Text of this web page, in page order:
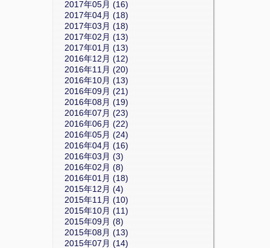
2017年05月 (16)
2017年04月 (18)
2017年03月 (18)
2017年02月 (13)
2017年01月 (13)
2016年12月 (12)
2016年11月 (20)
2016年10月 (13)
2016年09月 (21)
2016年08月 (19)
2016年07月 (23)
2016年06月 (22)
2016年05月 (24)
2016年04月 (16)
2016年03月 (3)
2016年02月 (8)
2016年01月 (18)
2015年12月 (4)
2015年11月 (10)
2015年10月 (11)
2015年09月 (8)
2015年08月 (13)
2015年07月 (14)